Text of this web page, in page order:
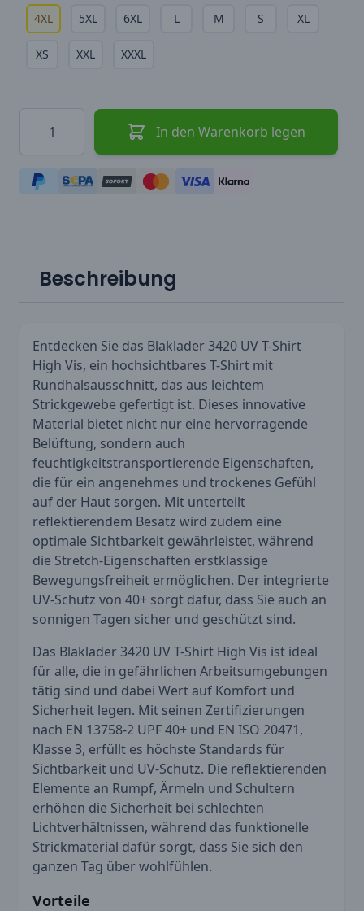
4XL 5XL 6XL L M S XL
XS XXL XXXL
In den Warenkorb legen
Beschreibung
Entdecken Sie das Blaklader 3420 UV T-Shirt
High Vis, ein hochsichtbares T-Shirt mit
Rundhalsausschnitt, das aus leichtem
Strickgewebe gefertigt ist. Dieses innovative
Material bietet nicht nur eine hervorragende
Belüftung, sondern auch
feuchtigkeitstransportierende Eigenschaften,
die für ein angenehmes und trockenes Gefühl
auf der Haut sorgen. Mit unterteilt
reflektierendem Besatz wird zudem eine
optimale Sichtbarkeit gewährleistet, während
die Stretch-Eigenschaften erstklassige
Bewegungsfreiheit ermöglichen. Der integrierte
UV-Schutz von 40+ sorgt dafür, dass Sie auch an
sonnigen Tagen sicher und geschützt sind.
Das Blaklader 3420 UV T-Shirt High Vis ist ideal
für alle, die in gefährlichen Arbeitsumgebungen
tätig sind und dabei Wert auf Komfort und
Sicherheit legen. Mit seinen Zertifizierungen
nach EN 13758-2 UPF 40+ und EN ISO 20471,
Klasse 3, erfüllt es höchste Standards für
Sichtbarkeit und UV-Schutz. Die reflektierenden
Elemente an Rumpf, Ärmeln und Schultern
erhöhen die Sicherheit bei schlechten
Lichtverhältnissen, während das funktionelle
Strickmaterial dafür sorgt, dass Sie sich den
ganzen Tag über wohlfühlen.
Vorteile